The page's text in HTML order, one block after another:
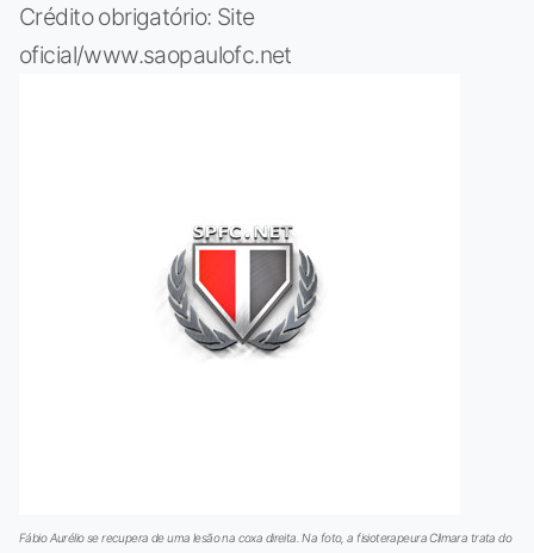
Crédito obrigatório: Site
oficial/www.saopaulofc.net
Fábio Aurélio se recupera de uma lesão na coxa direita. Na foto, a fisioterapeura Cilmara trata do